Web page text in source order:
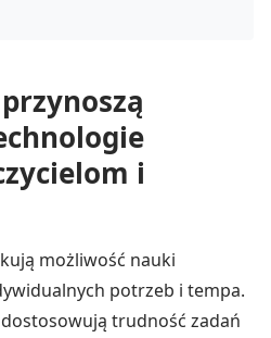
i
możliwość nauki
potrzeb i tempa.
trudność zadań